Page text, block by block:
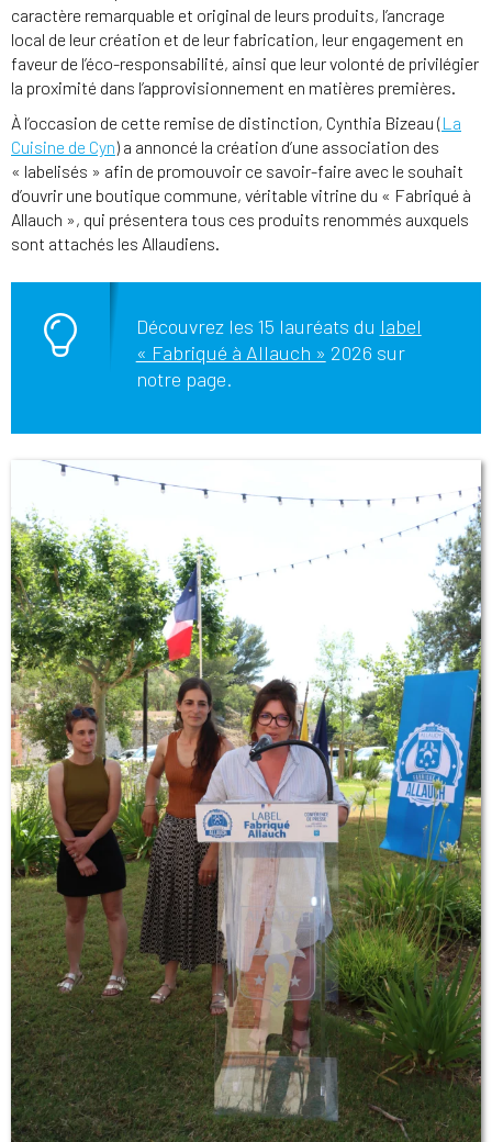
caractère remarquable et original de leurs produits, l’ancrage
local de leur création et de leur fabrication, leur engagement en
faveur de l’éco-responsabilité, ainsi que leur volonté de privilégier
la proximité dans l’approvisionnement en matières premières.
À l’occasion de cette remise de distinction, Cynthia Bizeau (La
Cuisine de Cyn) a annoncé la création d’une association des
« labelisés » afin de promouvoir ce savoir-faire avec le souhait
d’ouvrir une boutique commune, véritable vitrine du « Fabriqué à
Allauch », qui présentera tous ces produits renommés auxquels
sont attachés les Allaudiens.
Découvrez les 15 lauréats du label
« Fabriqué à Allauch » 2026 sur
notre page.